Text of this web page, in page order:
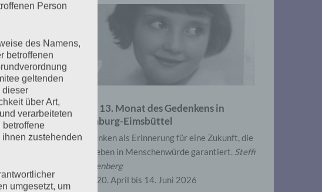
auf
vom
Zum 13. Monat des Gedenkens in
Hamburg-Eimsbüttel
Gedenken als Erinnerung für eine Zukunft, die
ein Leben in Menschenwürde garantiert. Steffi
Wittenberg
Vom 20. April bis 14. Juni 2026
Person
des Namens,
betroffenen
geltenden
dieser
über Art,
verarbeiteten
zustehenden
umgesetzt, um